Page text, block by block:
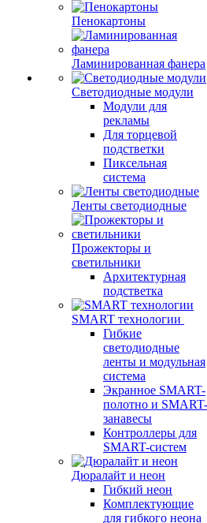
Пенокартоны
Ламинированная фанера
Светодиодные модули
Модули для
рекламы
Для торцевой
подстветки
Пиксельная
система
Ленты светодиодные
Прожекторы и
светильники
Архитектурная
подстветка
SMART технологии
Гибкие
светодиодные
ленты и модульная
система
Экранное SMART-
полотно и SMART-
занавесы
Контроллеры для
SMART-систем
Дюралайт и неон
Гибкий неон
Комплектующие
для гибкого неона